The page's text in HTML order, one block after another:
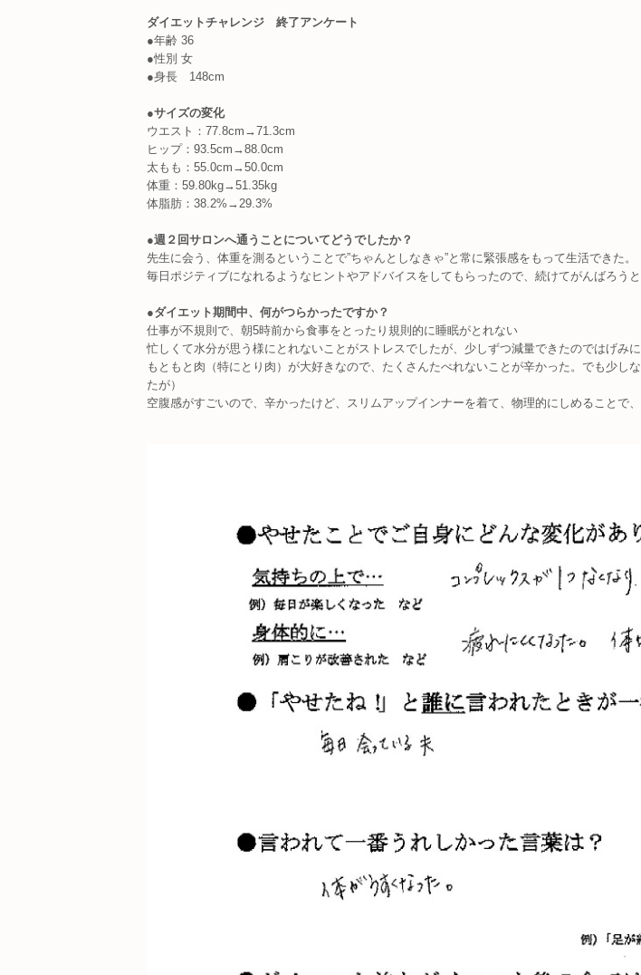
ダイエットチャレンジ 終了アンケート
●年齢 36
●性別 女
●身長 148cm
●サイズの変化
ウエスト：77.8cm→71.3cm
ヒップ：93.5cm→88.0cm
太もも：55.0cm→50.0cm
体重：59.80kg→51.35kg
体脂肪：38.2%→29.3%
●週２回サロンへ通うことについてどうでしたか？
先生に会う、体重を測るということで”ちゃんとしなきゃ”と常に緊張感をもって生活できた。
毎日ポジティブになれるようなヒントやアドバイスをしてもらったので、続けてがんばろうと
●ダイエット期間中、何がつらかったですか？
仕事が不規則で、朝5時前から食事をとったり規則的に睡眠がとれない
忙しくて水分が思う様にとれないことがストレスでしたが、少しずつ減量できたのではげみに
もともと肉（特にとり肉）が大好きなので、たくさんたべれないことが辛かった。でも少
たが）
空腹感がすごいので、辛かったけど、スリムアップインナーを着て、物理的にしめることで